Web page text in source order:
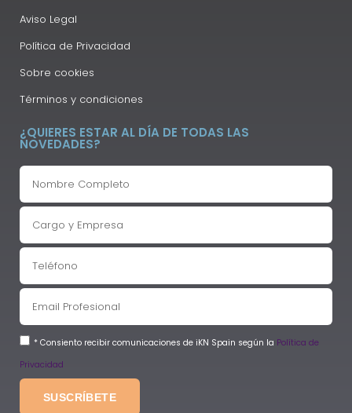
Aviso Legal
Política de Privacidad
Sobre cookies
Términos y condiciones
¿QUIERES ESTAR AL DÍA DE TODAS LAS
NOVEDADES?
* Consiento recibir comunicaciones de iKN Spain según la Política de
Privacidad
SUSCRÍBETE